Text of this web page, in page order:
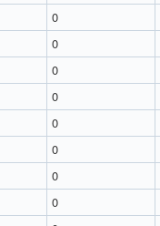
0
0
0
0
0
0
0
0